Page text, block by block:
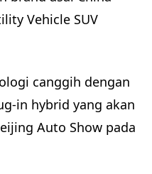
Vehicle SUV
canggih dengan
in hybrid yang akan
Auto Show pada